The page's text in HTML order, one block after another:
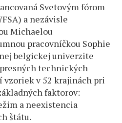
Svetovým fórom
a nezávisle
Michaelou
pracovníčkou Sophie
belgickej univerzite
technických
v 52 krajinách pri
faktorov:
a neexistencia
štátu.